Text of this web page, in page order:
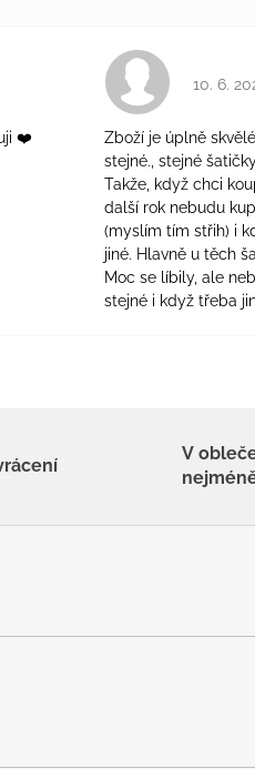
z 5 hvězdiček.
❤️
10. 6.
Zboží je úplně
stejné., stejné
Takže, když chci
další rok nebudu
(myslím tím střih) i
jiné. Hlavně u těch
Moc se líbily, ale
stejné i když třeba
V